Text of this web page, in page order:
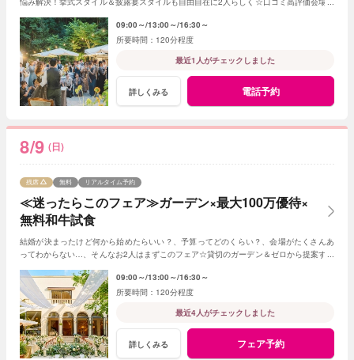
09:00～ 13:00～ 16:30～
120分程度
最近1人がチェックしました
詳しくみる 電話予約
8/9 (日)
≪迷ったらこのフェア≫ガーデン×最大100万優待×
無料和牛試食
残席 無料 リアルタイム予約
結婚が決まったけど何から始めたらいい？、予算ってどのくらい？、会場がたくさんあ
ってわからない…、そんなお2人はまずこのフェア☆貸切のガーデン＆ゼロから提案する
09:00～ 13:00～ 16:30～
120分程度
最近4人がチェックしました
詳しくみる フェア予約